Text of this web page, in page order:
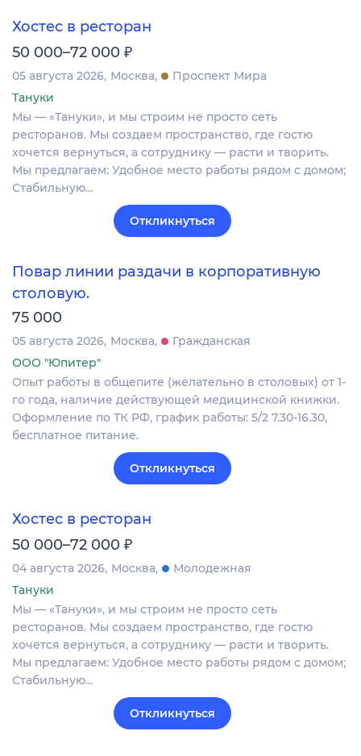
Хостес в ресторан
50 000–72 000 ₽
05 августа 2026 Москва
Проспект Мира
Тануки
Мы — «Тануки», и мы строим не просто сеть
ресторанов. Мы создаем пространство, где гостю
хочется вернуться, а сотруднику — расти и творить.
Мы предлагаем: Удобное место работы рядом с домом;
Стабильную…
Откликнуться
Повар линии раздачи в корпоративную
столовую.
75 000
05 августа 2026 Москва
Гражданская
ООО "Юпитер"
Опыт работы в общепите (желательно в столовых) от 1-
го года, наличие действующей медицинской книжки.
Оформление по ТК РФ, график работы: 5/2 7.30-16.30,
бесплатное питание.
Откликнуться
Хостес в ресторан
50 000–72 000 ₽
04 августа 2026 Москва
Молодежная
Тануки
Мы — «Тануки», и мы строим не просто сеть
ресторанов. Мы создаем пространство, где гостю
хочется вернуться, а сотруднику — расти и творить.
Мы предлагаем: Удобное место работы рядом с домом;
Стабильную…
Откликнуться